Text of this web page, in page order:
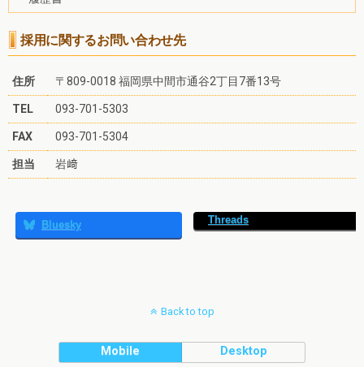
採用に関するお問い合わせ先
住所 〒809-0018 福岡県中間市通谷2丁目7番13号
TEL 093-701-5303
FAX 093-701-5304
担当 岩﨑
Bluesky Threads
Back to top
Mobile Desktop